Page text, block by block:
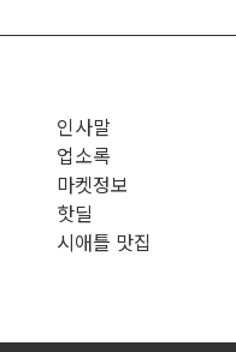
인사말
업소록
마켓정보
핫딜
시애틀 맛집